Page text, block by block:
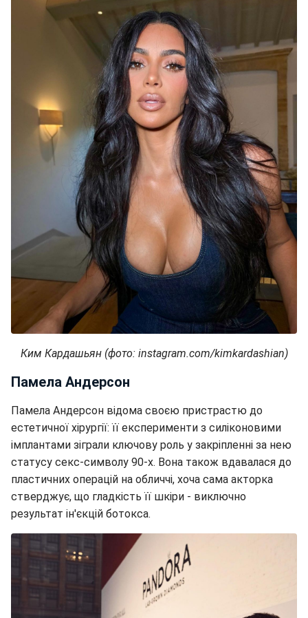
Ким Кардашьян (фото: instagram.com/kimkardashian)
Памела Андерсон
Памела Андерсон відома своєю пристрастю до
естетичної хірургії: її експерименти з силіконовими
імплантами зіграли ключову роль у закріпленні за нею
статусу секс-символу 90-х. Вона також вдавалася до
пластичних операцій на обличчі, хоча сама акторка
стверджує, що гладкість її шкіри - виключно
результат ін'єкцій ботокса.